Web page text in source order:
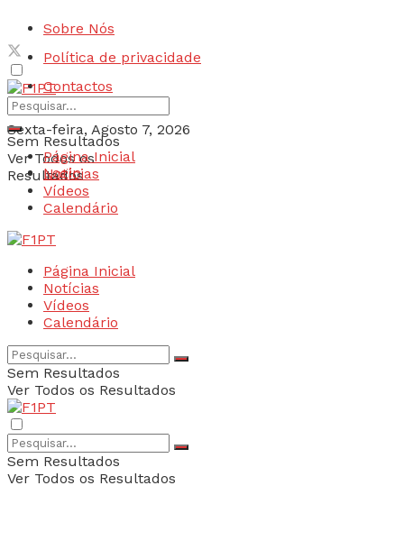
Sobre Nós
Política de privacidade
Contactos
Sexta-feira, Agosto 7, 2026
Login
Sem Resultados
Ver Todos os
Resultados
Página Inicial
Notícias
Vídeos
Calendário
Página Inicial
Notícias
Vídeos
Calendário
Sem Resultados
Ver Todos os Resultados
Sem Resultados
Ver Todos os Resultados